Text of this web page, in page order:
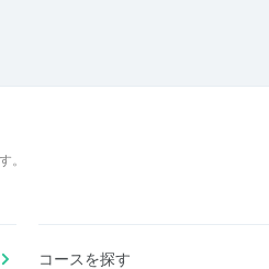
。
コースを探す